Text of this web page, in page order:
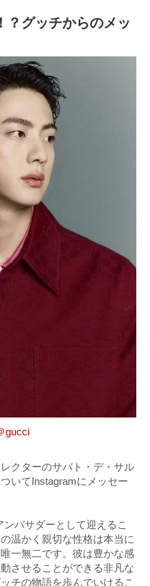
？グッチからのメッ
gucci
クターのサバト・デ・サル
いてInstagramにメッセー
バサダーとして迎えるこ
温かく親切な性格は本当に
一無二です。彼は豊かな感
させることができる非凡な
チの物語を歩んでいけるこ